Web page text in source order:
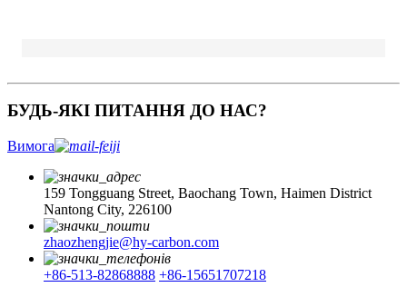
БУДЬ-ЯКІ ПИТАННЯ ДО НАС?
Вимога
159 Tongguang Street, Baochang Town, Haimen District
Nantong City, 226100
zhaozhengjie@hy-carbon.com
+86-513-82868888 +86-15651707218